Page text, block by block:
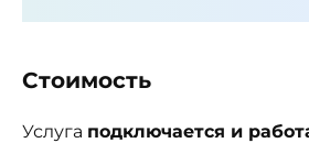
Стоимость
Услуга подключается и